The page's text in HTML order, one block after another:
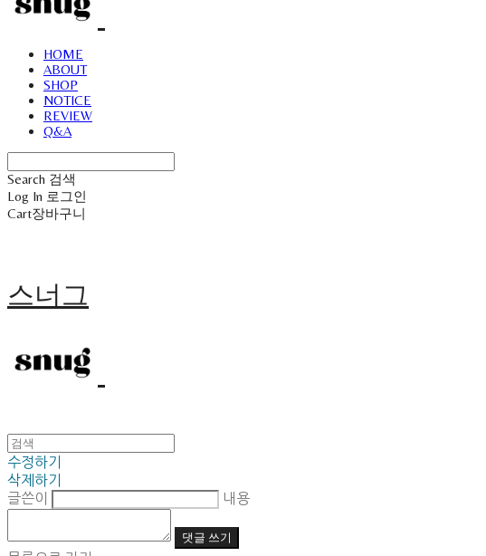
HOME
ABOUT
SHOP
NOTICE
REVIEW
Q&A
Search 검색
Log In 로그인
Cart장바구니
스너그
수정하기
삭제하기
글쓴이
내용
댓글 쓰기